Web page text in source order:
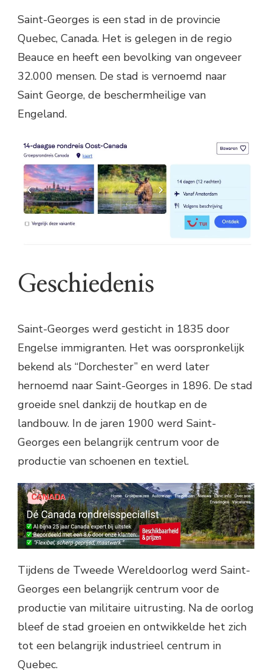
Saint-Georges is een stad in de provincie
Quebec, Canada. Het is gelegen in de regio
Beauce en heeft een bevolking van ongeveer
32.000 mensen. De stad is vernoemd naar
Saint George, de beschermheilige van
Engeland.
Geschiedenis
Saint-Georges werd gesticht in 1835 door
Engelse immigranten. Het was oorspronkelijk
bekend als “Dorchester” en werd later
hernoemd naar Saint-Georges in 1896. De stad
groeide snel dankzij de houtkap en de
landbouw. In de jaren 1900 werd Saint-
Georges een belangrijk centrum voor de
productie van schoenen en textiel.
Tijdens de Tweede Wereldoorlog werd Saint-
Georges een belangrijk centrum voor de
productie van militaire uitrusting. Na de oorlog
bleef de stad groeien en ontwikkelde het zich
tot een belangrijk industrieel centrum in
Quebec.